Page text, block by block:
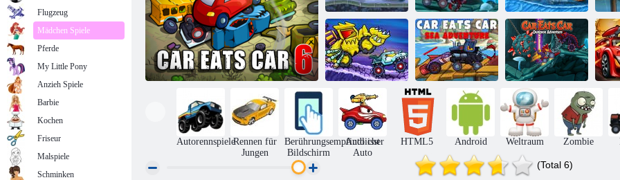
Auto isst Auto 4 Auto isst Auto 5
Auto isst Auto:
Winterabenteuer
Auto frisst Auto:
Arktisches
Abenteuer
Auto frisst Auto:
Seeabenteuer
Auto frisst Auto:
Dungeon-
Abenteuer
AutorennspieleRennen für
Jungen
Berührungsempfindlicher
Bildschirm
Auto isst
Auto
HTML5 Android Weltraum Zombie
(Total 6)
Flugzeug
Mädchen Spiele
Pferde
My Little Pony
Anzieh Spiele
Barbie
Kochen
Friseur
Malspiele
Schminken